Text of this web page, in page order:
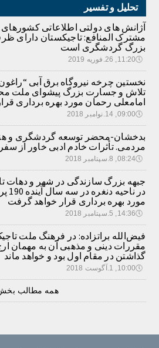
تحلیل و تفسیر
آژانش های دولتی اطلاعاتی
مشترک المنافع: تاجیکستان دارای
بزرگ گردشگری است
🕔11:20, 26.فوریه 2019
نخستین چرخه نیروگاه برق آبی
تلاش و جسارت بزرگ پیشوای ملت
امامعلی رحمان مورد بهره برداری
🕔09:00, 14.نوامبر 2018
بدخشان-محضر توسعه گردشگری و
مردمی. تأثرات خادم ادبی خاور از
🕔08:24, 8.سپتامبر 2018
جبهه بزرگ سازندگی در شهر و دهات
در
مورد بهره برداری قرار خواهد گرفت
🕔14:36, 5.سپتامبر 2018
فیض‌الله براتزاده: در فرهنگ ملت
مقررات دینی و مذهبی آن به مهمان
گذاشتن در مقام اول بود و خواهد ماند
🕔10:00, 1.آگوست 2018
همه مطالب